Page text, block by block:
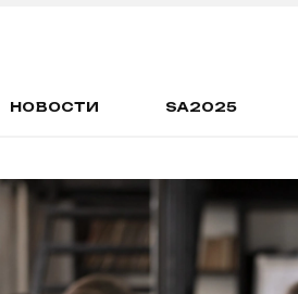
НОВОСТИ SA2025